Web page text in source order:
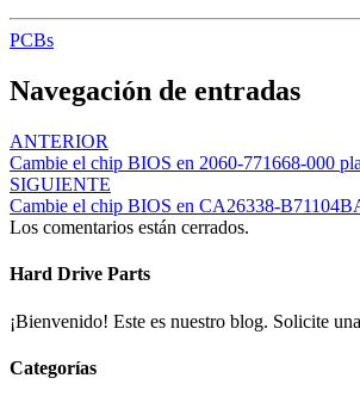
PCBs
Navegación de entradas
ANTERIOR
Cambie el chip BIOS en 2060-771668-000
SIGUIENTE
Cambie el chip BIOS en CA26338-
Los comentarios están cerrados.
Hard Drive Parts
¡Bienvenido! Este es nuestro blog. Solicite
Categorías